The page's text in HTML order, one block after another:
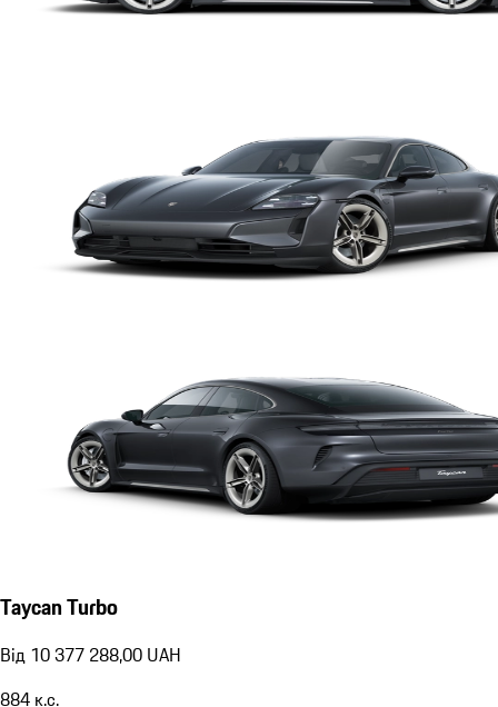
Taycan Turbo
Від 10 377 288,00 UAH
884 к.с.